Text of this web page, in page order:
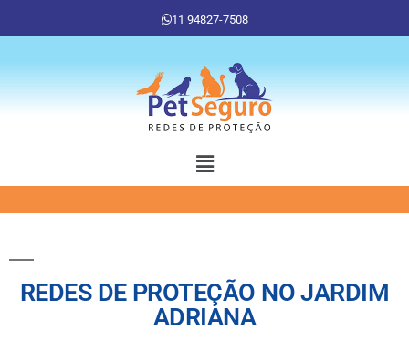
11 94827-7508
REDES DE PROTEÇÃO NO JARDIM
ADRIANA